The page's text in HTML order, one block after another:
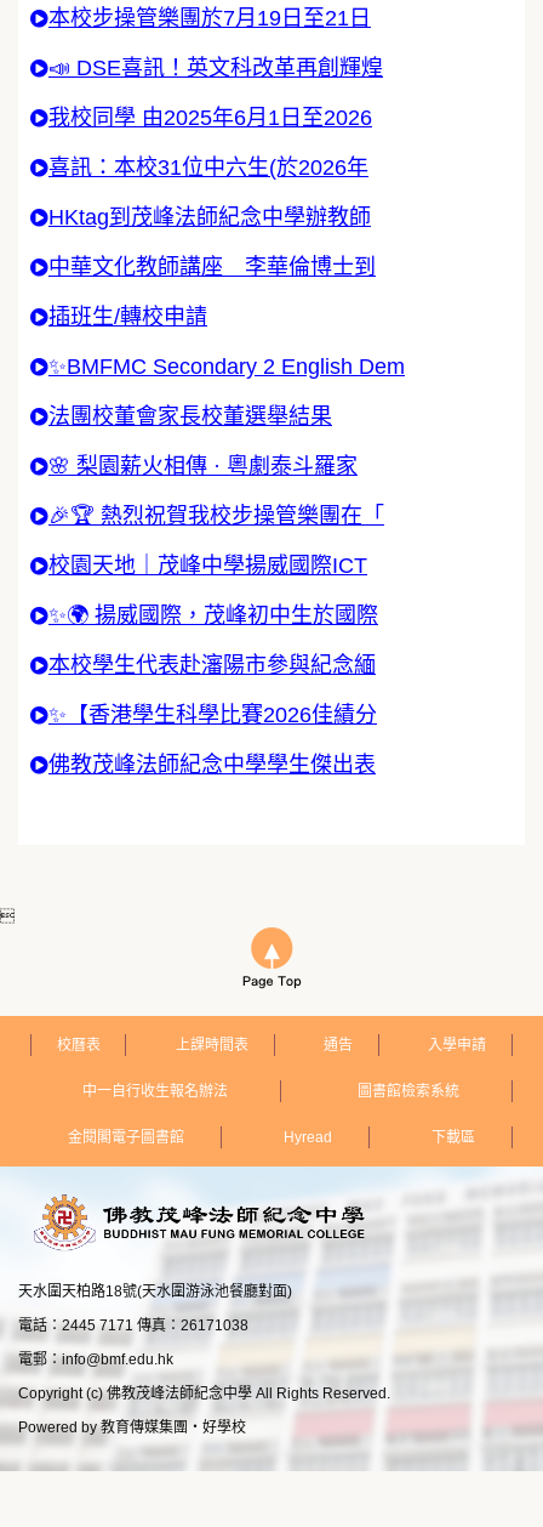
本校步操管樂團於7月19日至21日
📣 DSE喜訊！英文科改革再創輝煌
我校同學 由2025年6月1日至2026
喜訊：本校31位中六生(於2026年
HKtag到茂峰法師紀念中學辦教師
中華文化教師講座 李華倫博士到
插班生/轉校申請
✨BMFMC Secondary 2 English Dem
法團校董會家長校董選舉結果
🌸 梨園薪火相傳 · 粵劇泰斗羅家
🎉🏆 熱烈祝賀我校步操管樂團在「
校園天地｜茂峰中學揚威國際ICT
✨🌍 揚威國際，茂峰初中生於國際
本校學生代表赴瀋陽市參與紀念緬
✨【香港學生科學比賽2026佳績分
佛教茂峰法師紀念中學學生傑出表

校曆表 上課時間表 通告 入學申請
中一自行收生報名辦法 圖書館檢索系統
金閱閣電子圖書館 Hyread 下載區
天水圍天柏路18號(天水圍游泳池餐廳對面)
電話：2445 7171 傳真：26171038
電郵：info@bmf.edu.hk
Copyright (c) 佛教茂峰法師紀念中學 All Rights Reserved.
Powered by教育傳媒集團 ‧ 好學校